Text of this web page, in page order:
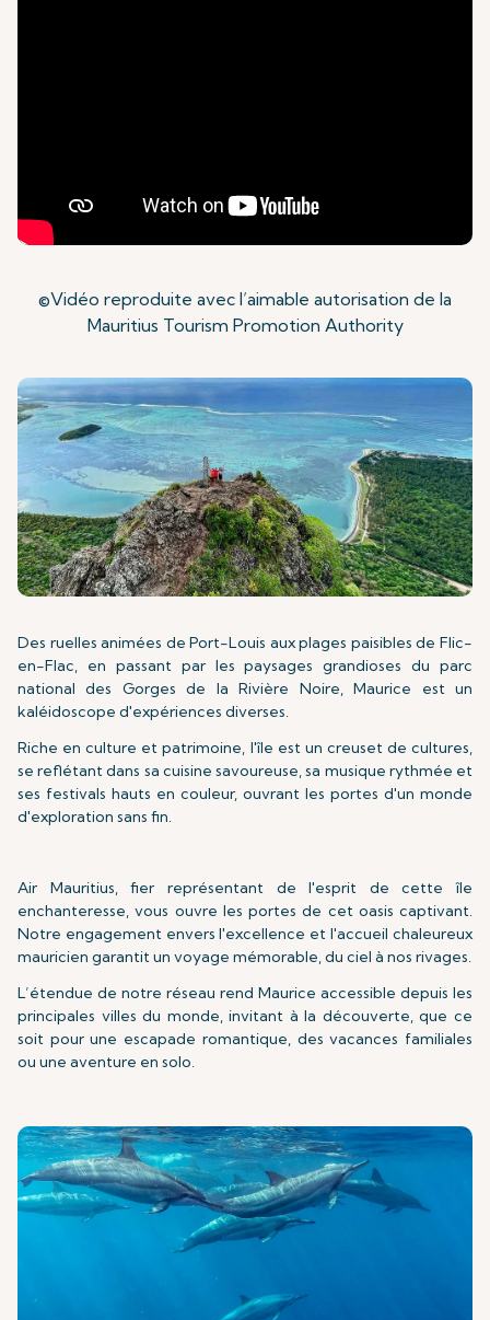
©Vidéo reproduite avec l’aimable autorisation de la
Mauritius Tourism Promotion Authority
Des ruelles animées de Port-Louis aux plages paisibles de Flic-
en-Flac, en passant par les paysages grandioses du parc
national des Gorges de la Rivière Noire, Maurice est un
kaléidoscope d'expériences diverses.
Riche en culture et patrimoine, l'île est un creuset de cultures,
se reflétant dans sa cuisine savoureuse, sa musique rythmée et
ses festivals hauts en couleur, ouvrant les portes d'un monde
d'exploration sans fin.
Air Mauritius, fier représentant de l'esprit de cette île
enchanteresse, vous ouvre les portes de cet oasis captivant.
Notre engagement envers l'excellence et l'accueil chaleureux
mauricien garantit un voyage mémorable, du ciel à nos rivages.
L’étendue de notre réseau rend Maurice accessible depuis les
principales villes du monde, invitant à la découverte, que ce
soit pour une escapade romantique, des vacances familiales
ou une aventure en solo.